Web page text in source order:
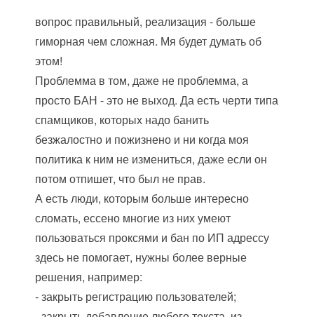
вопрос правильный, реализация - больше
гиморная чем сложная. Мя будет думать об
этом!
Проблемма в том, даже не проблемма, а
просто БАН - это не выход. Да есть черти типа
спамщиков, которых надо банить
безжалостно и пожизнено и ни когда моя
политика к ним не измениться, даже если он
потом отпишет, что был не прав.
А есть люди, которым больше интересно
сломать, ессено многие из них умеют
пользоваться проксями и бан по ИП адрессу
здесь не помогает, нужны более верные
решения, например:
- закрыть регистрацию пользователей;